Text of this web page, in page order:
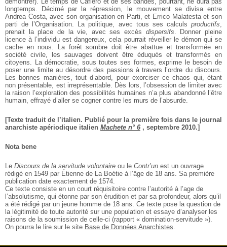
longtemps. Décimé par la répression, le mouvement se divisa entre
Andrea Costa, avec son organisation en Parti, et Errico Malatesta et son
parti de l’Organisation. La politique, avec tous ses calculs productifs,
prenait la place de la vie, avec ses excès dispersifs. Donner pleine
licence à l’individu est dangereux, cela pourrait réveiller le démon qui se
cache en nous. La forêt sombre doit être abattue et transformée en
société civile, les sauvages doivent être éduqués et transformés en
citoyens. La démocratie, sous toutes ses formes, exprime le besoin de
poser une limite au désordre des passions à travers l’ordre du discours.
Les bonnes manières, tout d’abord, pour exorciser ce chaos qui, étant
non présentable, est irreprésentable. Dès lors, l’obsession de limiter avec
la raison l’exploration des possibilités humaines n’a plus abandonné l’être
humain, effrayé d’aller se cogner contre les murs de l’absurde.
[Texte traduit de l’italien. Publié pour la première fois dans le journal
anarchiste apériodique italien Machete n° 6 , septembre 2010.]
Nota bene
Le Discours de la servitude volontaire ou le Contr’un est un ouvrage
rédigé en 1549 par Étienne de La Boétie à l’âge de 18 ans. Sa première
publication date exactement de 1574.
Ce texte consiste en un court réquisitoire contre l’autorité à l’age de
l’absolutisme, qui étonne par son érudition et par sa profondeur, alors qu’il
a été rédigé par un jeune homme de 18 ans. Ce texte pose la question de
la légitimité de toute autorité sur une population et essaye d’analyser les
raisons de la soumission de celle-ci (rapport « domination-servitude »).
On pourra le lire sur le site Base de Données Anarchistes.